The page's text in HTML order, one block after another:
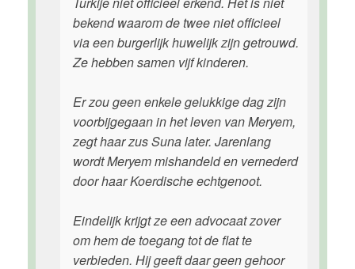
bekend waarom de twee niet officieel
via een burgerlijk huwelijk zijn getrouwd.
Ze hebben samen vijf kinderen.
Er zou geen enkele gelukkige dag zijn
voorbijgegaan in het leven van Meryem,
zegt haar zus Suna later. Jarenlang
wordt Meryem mishandeld en vernederd
door haar Koerdische echtgenoot.
Eindelijk krijgt ze een advocaat zover
om hem de toegang tot de flat te
verbieden. Hij geeft daar geen gehoor